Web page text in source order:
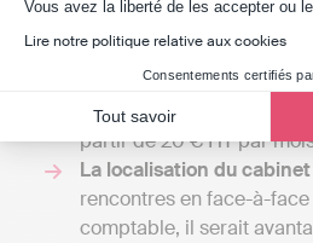
Vous avez la liberté de les accepter ou
Lire notre politique relative aux cookies
Consentements certifiés
Tout savoir
l'établissement d'un
Indy, vous pouvez gérer
soumettre vos
partir de 20 € HT par
La localisation du cabinet
rencontres en face-à-
comptable, il serait